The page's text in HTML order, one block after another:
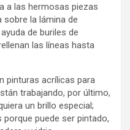
a las hermosas piezas
la lámina de
de buriles de
las líneas hasta
pinturas acrílicas para
trabajando, por último,
un brillo especial;
puede ser pintado,